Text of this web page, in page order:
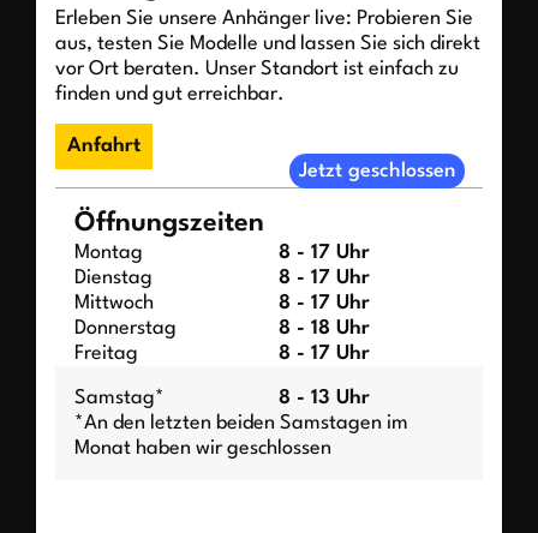
Erleben Sie unsere Anhänger live: Probieren Sie
aus, testen Sie Modelle und lassen Sie sich direkt
vor Ort beraten. Unser Standort ist einfach zu
finden und gut erreichbar.
Anfahrt
Jetzt geschlossen
Öffnungszeiten
Montag
8 - 17 Uhr
Dienstag
8 - 17 Uhr
Mittwoch
8 - 17 Uhr
Donnerstag
8 - 18 Uhr
Freitag
8 - 17 Uhr
Samstag*
8 - 13 Uhr
*An den letzten beiden Samstagen im
Monat haben wir geschlossen